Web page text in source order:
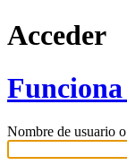
Acceder
Nombre de usuario